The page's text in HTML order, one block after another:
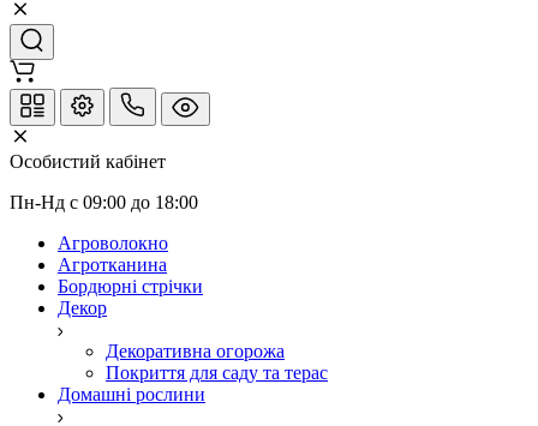
Особистий кабінет
Пн-Нд с 09:00 до 18:00
Агроволокно
Агротканина
Бордюрні стрічки
Декор
Декоративна огорожа
Покриття для саду та терас
Домашні рослини